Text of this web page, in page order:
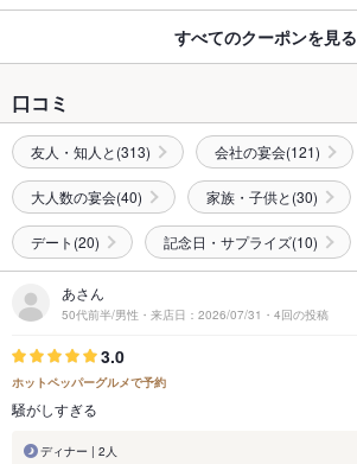
すべてのクーポンを見る
口コミ
友人・知人と(313) 会社の宴会(121)
大人数の宴会(40) 家族・子供と(30)
デート(20) 記念日・サプライズ(10)
あさん
50代前半/男性・来店日：2026/07/31・4回の投稿
3.0
ホットペッパーグルメで予約
騒がしすぎる
ディナー | 2人